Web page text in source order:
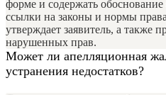
форме и содержать
ссылки на законы и нормы
утверждает заявитель, а также
нарушенных прав.
Может ли апелляционная
устранения недостатков?